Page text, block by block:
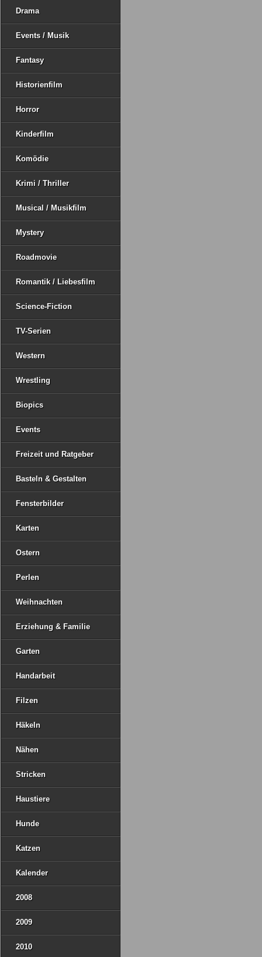
Drama
Events / Musik
Fantasy
Historienfilm
Horror
Kinderfilm
Komödie
Krimi / Thriller
Musical / Musikfilm
Mystery
Roadmovie
Romantik / Liebesfilm
Science-Fiction
TV-Serien
Western
Wrestling
Biopics
Events
Freizeit und Ratgeber
Basteln & Gestalten
Fensterbilder
Karten
Ostern
Perlen
Weihnachten
Erziehung & Familie
Garten
Handarbeit
Filzen
Häkeln
Nähen
Stricken
Haustiere
Hunde
Katzen
Kalender
2008
2009
2010